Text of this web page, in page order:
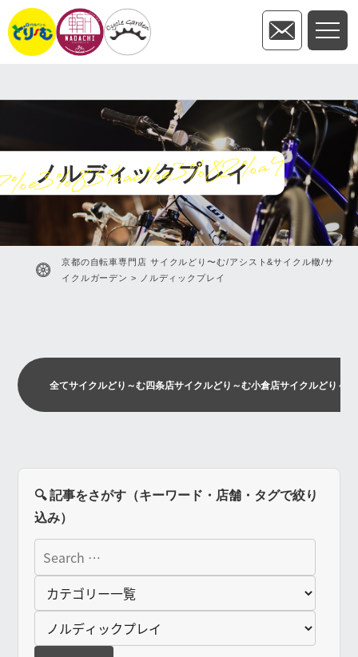
ノルディックプレイ
京都の自転車専門店 サイクルどり〜む/アシスト&サイクル轍/サ
イクルガーデン > ノルディックプレイ
全てサイクルどり～む四条店サイクルどり～む小倉店サイクルどり～